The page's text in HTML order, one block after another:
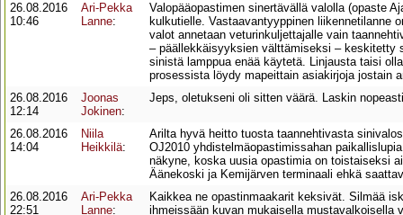
26.08.2016
10:46
Ari-Pekka
Lanne:
Valopääopastimen sinertävällä valolla (opaste
kulkutielle. Vastaavantyyppinen liikennetilanne
valot annetaan veturinkuljettajalle vain
‒ päällekkäisyyksien välttämiseksi ‒ keskitetty
sinistä lamppua enää käytetä. Linjausta taisi
prosessista löydy mapeittain asiakirjoja jostain
26.08.2016
12:14
Joonas
Jokinen:
Jeps, oletukseni oli sitten väärä. Laskin
26.08.2016
14:04
Niila
Heikkilä:
Arilta hyvä heitto tuosta taannehtivasta
OJ2010 yhdistelmäopastimissahan
näkyne, koska uusia opastimia on toistaiseksi
Äänekoski ja Kemijärven terminaali ehkä
26.08.2016
22:51
Ari-Pekka
Lanne:
Kaikkea ne opastinmaakarit keksivät. Silmää
ihmeissään kuvan mukaisella mustavalkoisella